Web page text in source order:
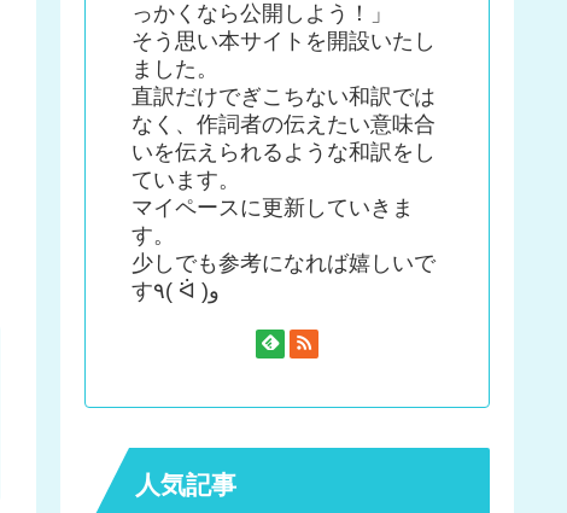
っかくなら公開しよう！」
そう思い本サイトを開設いたし
ました。
直訳だけでぎこちない和訳では
なく、作詞者の伝えたい意味合
いを伝えられるような和訳をし
ています。
マイペースに更新していきま
す。
少しでも参考になれば嬉しいで
す٩( ᐛ )و
人気記事